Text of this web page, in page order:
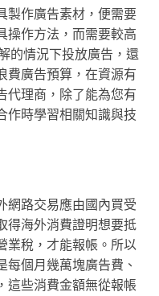
製作廣告素材，便需要
操作方法，而需要較高
的情況下投放廣告，還
費廣告預算，在資源有
代理商，除了能為您有
作時學習相關知識與技
網路交易應由國內買受
得海外消費證明想要抵
業稅，才能報帳。所以
每個月幾萬塊廣告費、
這些消費金額無從報帳